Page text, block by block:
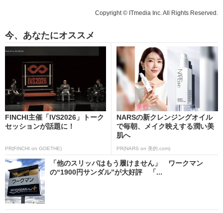
Copyright © ITmedia Inc. All Rights Reserved.
今、あなたにオススメ
FINCHI主催「IVS2026」トーク
セッションが話題に！
PR(FINCHI on GOETHE)
NARSの新クレンジングオイル
で毎朝、メイク映えする潤い美
肌へ
PR(NARS on 美的.com)
「他のスリッパはもう履けません」 ワークマン
の“1900円サンダル”が大好評 「...